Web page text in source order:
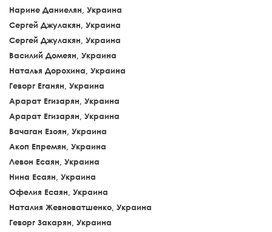
Нарине Даниелян, Украина
Сергей Джулакян, Украина
Сергей Джулакян, Украина
Василий Домеян, Украина
Наталья Дорохина, Украина
Геворг Еганян, Украина
Арарат Егизарян, Украина
Арарат Егизарян, Украина
Вачаган Езоян, Украина
Акоп Епремян, Украина
Левон Есаян, Украина
Нина Есаян, Украина
Офелия Есаян, Украина
Наталия Жевноватшенко, Украина
Геворг Закарян, Украина